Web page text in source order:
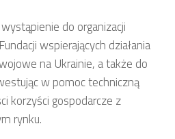
do organizacji
wspierających działania
na Ukrainie, a także do
w pomoc techniczną
korzyści gospodarcze z
rynku.